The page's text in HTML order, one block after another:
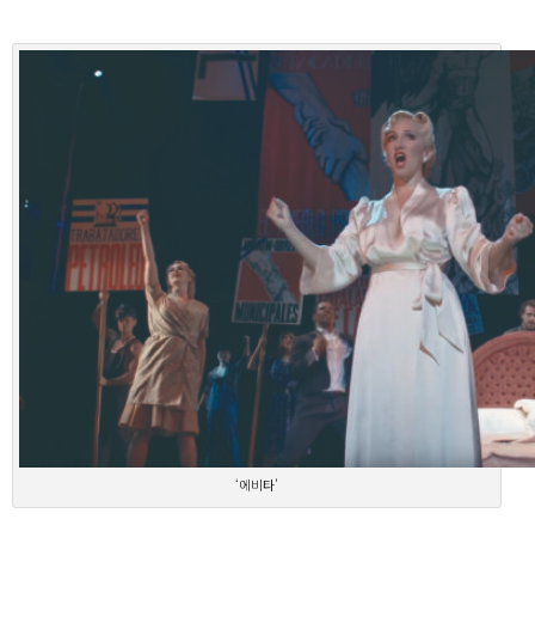
‘에비타’